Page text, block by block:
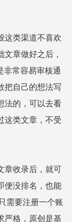
这类渠道不喜欢
章做好之后，
非常容易审核通
把自己的想法写
法的，可以去看
这类文章，不受
章收录后，就可
便没排名，也能
需要注册一个账
严格，原创是基